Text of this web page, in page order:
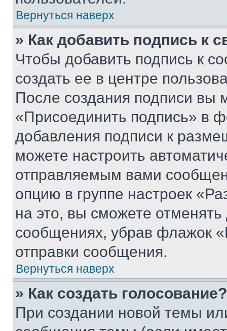
Вернуться наверх
» Как добавить подпись к
Чтобы добавить подпись к
создать ее в центре
После создания подписи вы
«Присоединить подпись» в
добавления подписи к
можете настроить
отправляемым вами
опцию в группе настроек
на это, вы сможете
сообщениях, убрав флажок
отправки сообщения.
Вернуться наверх
» Как создать голосование?
При создании новой темы